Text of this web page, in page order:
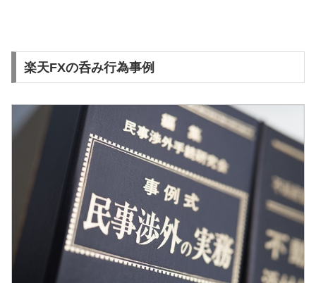
楽天FXの呑み行為事例